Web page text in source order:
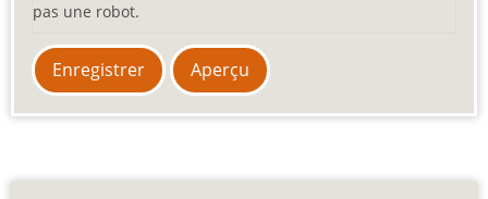
pas une robot.